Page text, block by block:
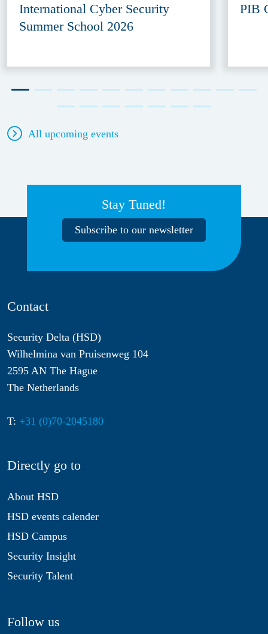
International Cyber Security
Summer School 2026
PIB
All upcoming events
Stay Tuned!
Subscribe to our newsletter
Contact
Security Delta (HSD)
Wilhelmina van Pruisenweg 104
2595 AN The Hague
The Netherlands
T: +31 (0)70-2045180
Directly go to
About HSD
HSD events calender
HSD Campus
Security Insight
Security Talent
Follow us